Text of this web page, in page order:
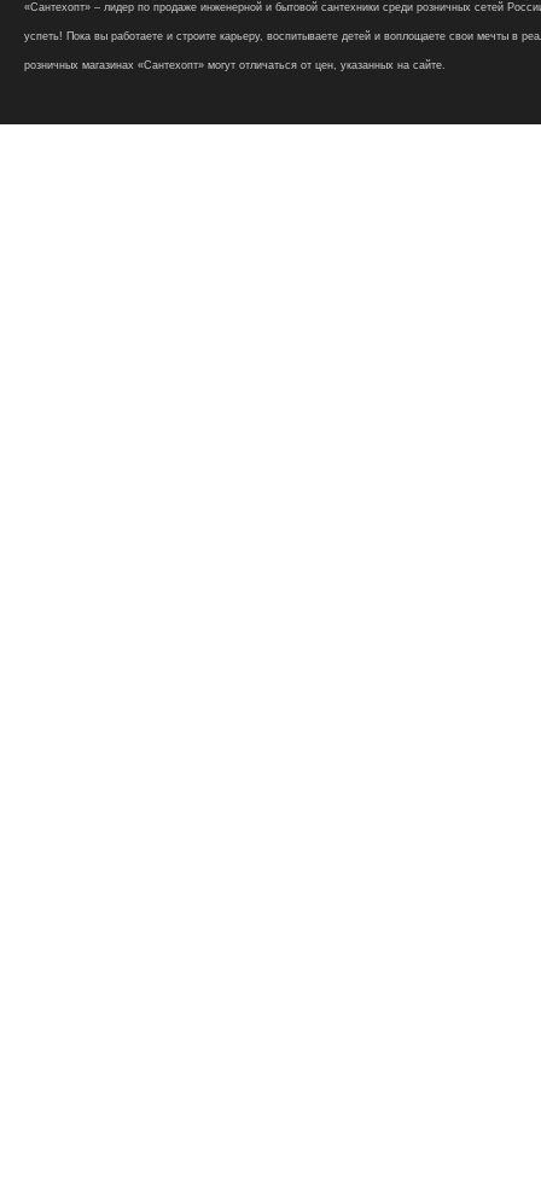
«Сантехопт» – лидер по продаже инженерной и бытовой сантехники среди розничных сетей
успеть! Пока вы работаете и строите карьеру, воспитываете детей и воплощаете свои мечты в
розничных магазинах «Сантехопт» могут отличаться от цен, указанных на сайте.